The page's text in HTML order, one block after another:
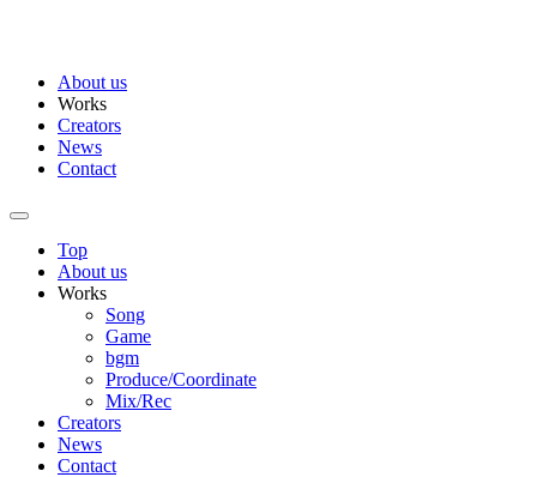
About us
Works
Creators
News
Contact
Top
About us
Works
Song
Game
bgm
Produce/Coordinate
Mix/Rec
Creators
News
Contact